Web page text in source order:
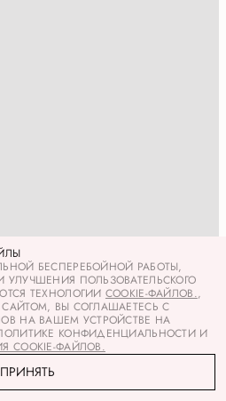
БЕСПЕРЕБОЙНОЙ РАБОТЫ,
ПОЛЬЗОВАТЕЛЬСКОГО
ТЕХНОЛОГИИ COOKIE-ФАЙЛОВ.,
ВЫ СОГЛАШАЕТЕСЬ С
НА ВАШЕМ УСТРОЙСТВЕ НА
КОНФИДЕНЦИАЛЬНОСТИ И
COOKIE-ФАЙЛОВ.
ПРИНЯТЬ